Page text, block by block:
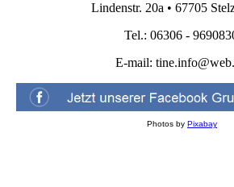
Lindenstr. 20a • 67705
Tel.: 06306 -
E-mail:
Photos by Pixabay